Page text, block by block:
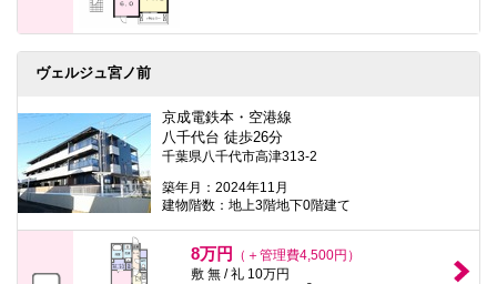
ヴェルジュ宮ノ前
京成電鉄本・空港線
八千代台 徒歩26分
千葉県八千代市高津313-2
築年月：2024年11月
建物階数：地上3階地下0階建て
8万円
（＋管理費4,500円）
敷 無 / 礼 10万円